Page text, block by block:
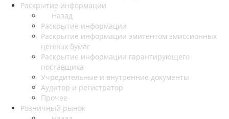
Раскрытие информации
Назад
Раскрытие информации
Раскрытие информации эмитентом эмиссионных
ценных бумаг
Раскрытие информации гарантирующего
поставщика
Учредительные и внутренние документы
Аудитор и регистратор
Прочее
Розничный рынок